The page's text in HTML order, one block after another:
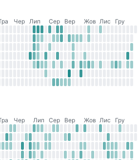
Чер Лип Сер Вер Жов Лис
Гру
Чер Лип Сер Вер Жов Лис
Гру